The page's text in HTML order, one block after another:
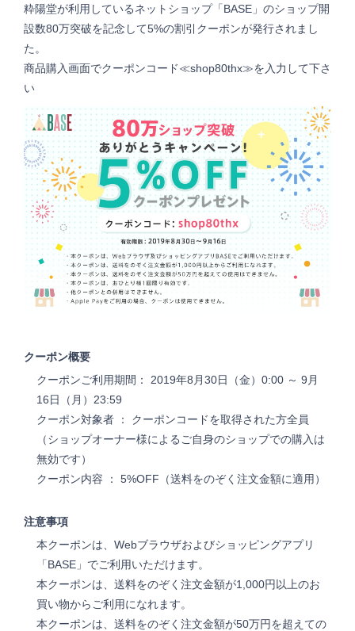
粋陽堂が利用しているネットショップ「BASE」のショップ開
設数80万突破を記念して5%の割引クーポンが発行されまし
た。
商品購入画面でクーポンコード≪shop80thx≫を入力して下さ
い
クーポン概要
クーポンご利用期間： 2019年8月30日（金）0:00 ～ 9月
16日（月）23:59
クーポン対象者 ： クーポンコードを取得された方全員
（ショップオーナー様によるご自身のショップでの購入は
無効です）
クーポン内容 ： 5%OFF（送料をのぞく注文金額に適用）
注意事項
本クーポンは、Webブラウザおよびショッピングアプリ
「BASE」でご利用いただけます。
本クーポンは、送料をのぞく注文金額が1,000円以上のお
買い物からご利用になれます。
本クーポンは、送料をのぞく注文金額が50万円を超えての